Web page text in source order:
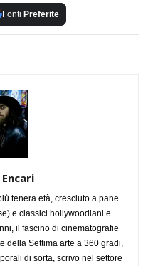
Fonti Preferite
tenera età, cresciuto a pane
e classici hollywoodiani e
il fascino di cinematografie
della Settima arte a 360 gradi,
di sorta, scrivo nel settore